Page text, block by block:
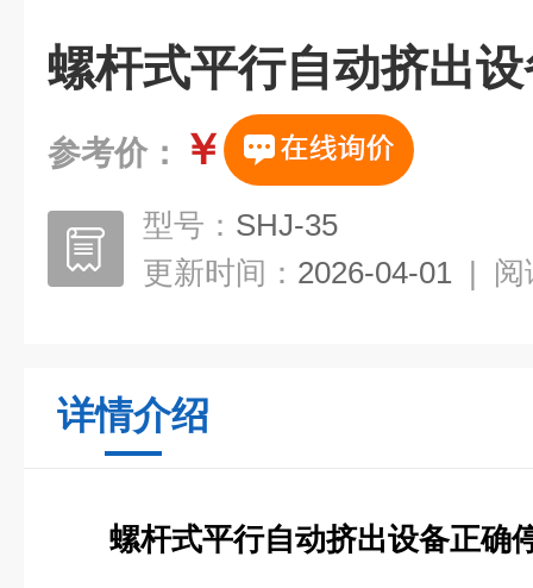
螺杆式平行自动挤出
参考价： ￥
型号： SHJ-35
更新时间： 2026-04-01 | 阅
详情介绍
螺杆式平行自动挤出设备正确